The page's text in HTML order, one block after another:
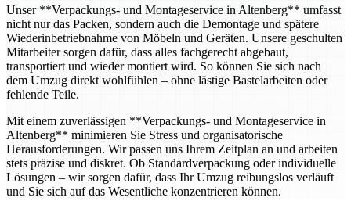
Unser **Verpackungs- und Montageservice in Altenberg** umfasst
nicht nur das Packen, sondern auch die Demontage und spätere
Wiederinbetriebnahme von Möbeln und Geräten. Unsere geschulten
Mitarbeiter sorgen dafür, dass alles fachgerecht abgebaut,
transportiert und wieder montiert wird. So können Sie sich nach
dem Umzug direkt wohlfühlen – ohne lästige Bastelarbeiten oder
fehlende Teile.
Mit einem zuverlässigen **Verpackungs- und Montageservice in
Altenberg** minimieren Sie Stress und organisatorische
Herausforderungen. Wir passen uns Ihrem Zeitplan an und arbeiten
stets präzise und diskret. Ob Standardverpackung oder individuelle
Lösungen – wir sorgen dafür, dass Ihr Umzug reibungslos verläuft
und Sie sich auf das Wesentliche konzentrieren können.